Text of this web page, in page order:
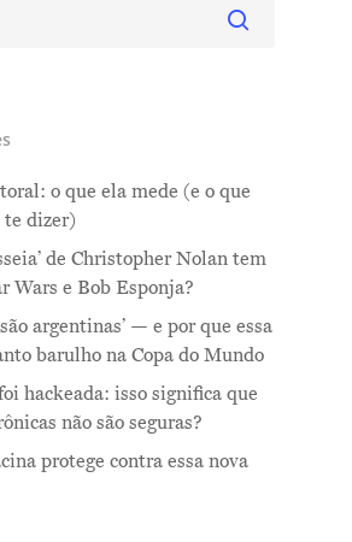
o que ela mede (e o que
te dizer)
de Christopher Nolan tem
Wars e Bob Esponja?
argentinas’ — e por que essa
barulho na Copa do Mundo
hackeada: isso significa que
não são seguras?
protege contra essa nova